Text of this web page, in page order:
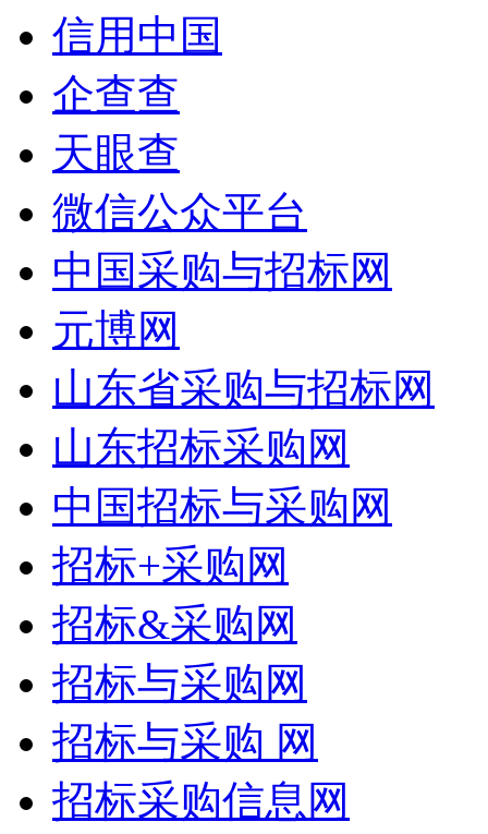
信用中国
企查查
天眼查
微信公众平台
中国采购与招标网
元博网
山东省采购与招标网
山东招标采购网
中国招标与采购网
招标+采购网
招标&采购网
招标与采购网
招标与采购 网
招标采购信息网